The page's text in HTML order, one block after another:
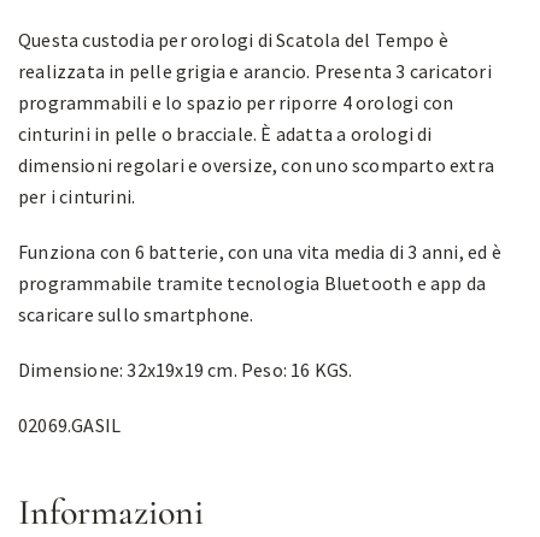
Questa custodia per orologi di Scatola del Tempo è
realizzata in pelle grigia e arancio. Presenta 3 caricatori
programmabili e lo spazio per riporre 4 orologi con
cinturini in pelle o bracciale. È adatta a orologi di
dimensioni regolari e oversize, con uno scomparto extra
per i cinturini.
Funziona con 6 batterie, con una vita media di 3 anni, ed è
programmabile tramite tecnologia Bluetooth e app da
scaricare sullo smartphone.
Dimensione: 32x19x19 cm. Peso: 16 KGS.
02069.GASIL
Informazioni